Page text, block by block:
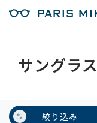
サングラス
絞り込み